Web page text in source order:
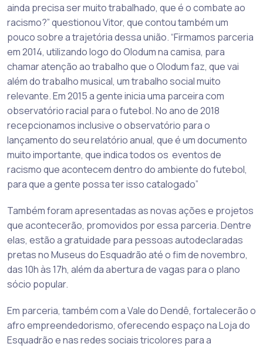
ainda precisa ser muito trabalhado, que é o combate ao
racismo?” questionou Vitor, que contou também um
pouco sobre a trajetória dessa união. “Firmamos parceria
em 2014, utilizando logo do Olodum na camisa, para
chamar atenção ao trabalho que o Olodum faz, que vai
além do trabalho musical, um trabalho social muito
relevante. Em 2015 a gente inicia uma parceira com
observatório racial para o futebol. No ano de 2018
recepcionamos inclusive o observatório para o
lançamento do seu relatório anual, que é um documento
muito importante, que indica todos os eventos de
racismo que acontecem dentro do ambiente do futebol,
para que a gente possa ter isso catalogado”
Também foram apresentadas as novas ações e projetos
que acontecerão, promovidos por essa parceria. Dentre
elas, estão a gratuidade para pessoas autodeclaradas
pretas no Museus do Esquadrão até o fim de novembro,
das 10h às 17h, além da abertura de vagas para o plano
sócio popular.
Em parceria, também com a Vale do Dendê, fortalecerão o
afro empreendedorismo, oferecendo espaço na Loja do
Esquadrão e nas redes sociais tricolores para a